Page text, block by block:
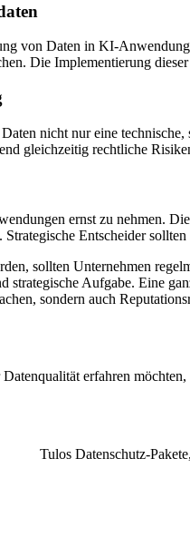
von Daten in KI-
Die Implementierung
nicht nur eine
gleichzeitig rechtliche
ernst zu nehmen.
Entscheider
sollten Unternehmen
strategische Aufgabe. Eine
sondern auch
erfahren
Tulos Datenschutz-